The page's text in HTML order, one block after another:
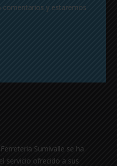
comentarios y estaremos
Sumivalle se ha
servicio ofrecido a sus